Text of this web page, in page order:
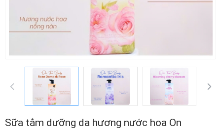
Sữa tắm dưỡng da hương nước hoa On